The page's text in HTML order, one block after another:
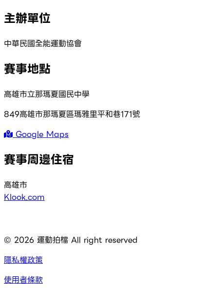
主辦單位
中華民國全能運動協會
賽事地點
高雄市立那瑪夏國民中學
849高雄市那瑪夏區瑪雅里平和巷171號
Google Maps
賽事周邊住宿
高雄市
Klook.com
© 2026 運動拍檔 All right reserved
隱私權政策
使用者條款